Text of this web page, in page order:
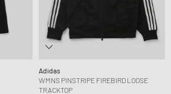
Adidas
WMNS PINSTRIPE FIREBIRD LOOSE
TRACKTOP